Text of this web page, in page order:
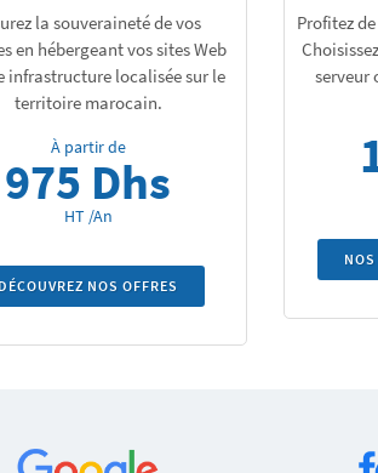
la souveraineté de vos
en hébergeant vos sites Web
infrastructure localisée sur le
territoire marocain.
À partir de
975 Dhs
HT /An
DÉCOUVREZ NOS OFFRES
Profitez
serveur